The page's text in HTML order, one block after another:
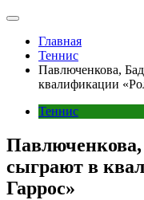
Главная
Теннис
Павлюченкова,
квалификации
Теннис
сыграют в
Гаррос»